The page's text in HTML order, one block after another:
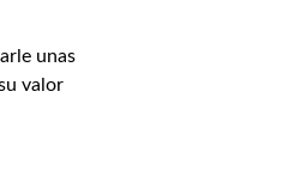
unas
valor